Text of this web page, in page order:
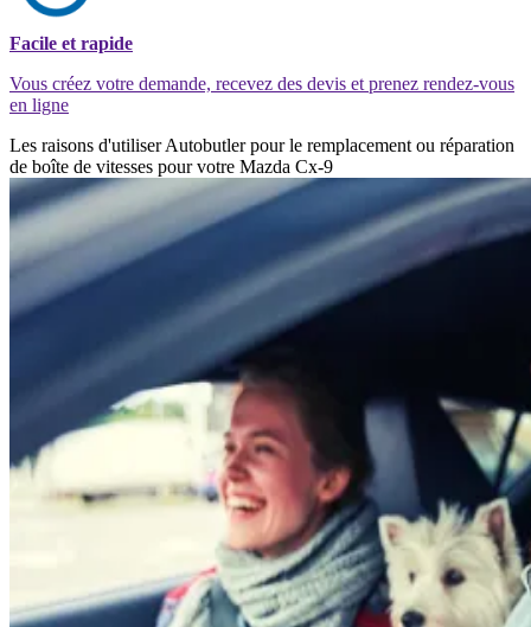
Facile et rapide
Vous créez votre demande, recevez des devis et prenez rendez-vous
en ligne
Les raisons d'utiliser Autobutler pour le remplacement ou réparation
de boîte de vitesses pour votre Mazda Cx-9